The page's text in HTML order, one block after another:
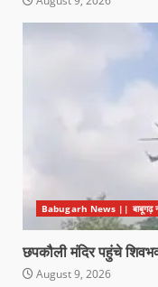
Babugarh News || बाबूगढ़
छपकौली मंदिर पहुंचे
August 9, 2026